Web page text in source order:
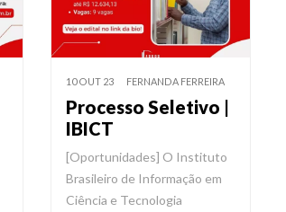
10 OUT 23 FERNANDA FERREIRA
Processo Seletivo |
IBICT
[Oportunidades] O Instituto
Brasileiro de Informação em
Ciência e Tecnologia